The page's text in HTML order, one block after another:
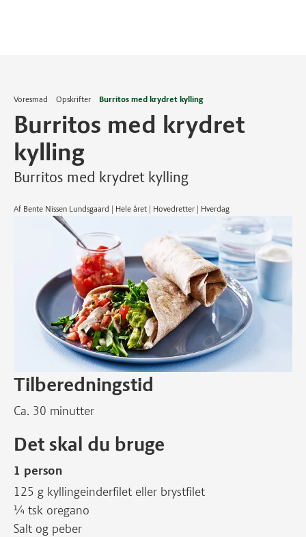
Voresmad Opskrifter Burritos med krydret kylling
Burritos med krydret
kylling
Burritos med krydret kylling
Af Bente Nissen Lundsgaard | Hele året | Hovedretter | Hverdag
Tilberedningstid
Ca. 30 minutter
Det skal du bruge
1 person
125 g kyllingeinderfilet eller brystfilet
¼ tsk oregano
Salt og peber